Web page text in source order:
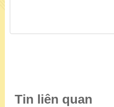
Tin liên quan